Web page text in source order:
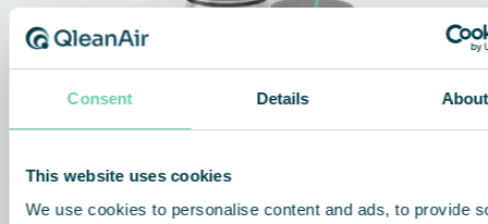
Consent Details About
This website uses cookies
We use cookies to personalise content and ads, to provide